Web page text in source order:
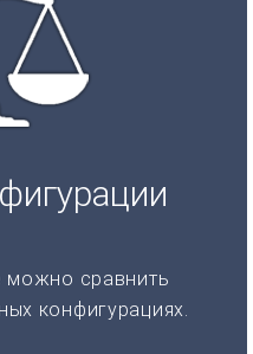
можно сравнить
конфигурациях.